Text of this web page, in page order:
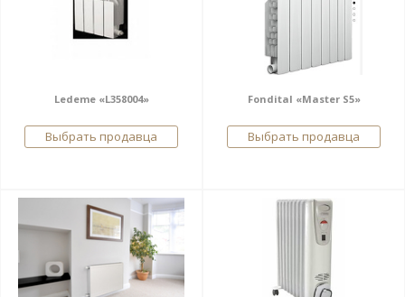
Ledeme «L358004»
Выбрать продавца
Fondital «Master S5»
Выбрать продавца